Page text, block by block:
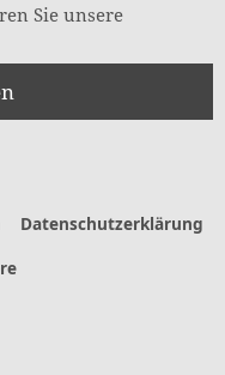
Sie unsere
Datenschutzerklärung